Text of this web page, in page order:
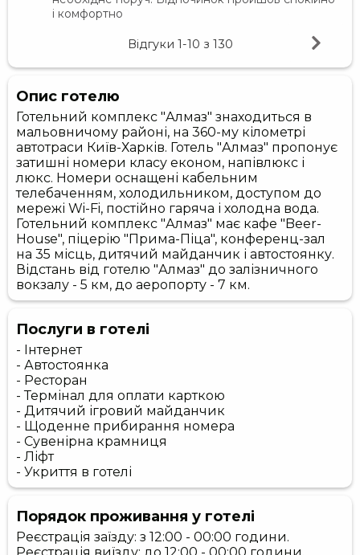
і комфортно
Відгуки 1-10 з 130
Опис готелю
Готельний комплекс "Алмаз" знаходиться в
мальовничому районі, на 360-му кілометрі
автотраси Київ-Харків. Готель "Алмаз" пропонує
затишні номери класу економ, напівлюкс і
люкс. Номери оснащені кабельним
телебаченням, холодильником, доступом до
мережі Wi-Fi, постійно гаряча і холодна вода.
Готельний комплекс "Алмаз" має кафе "Beer-
House", піцерію "Прима-Піца", конференц-зал
на 35 місць, дитячий майданчик і автостоянку.
Відстань від готелю "Алмаз" до залізничного
вокзалу - 5 км, до аеропорту - 7 км.
Послуги в готелі
- Інтернет
- Автостоянка
- Ресторан
- Термінал для оплати карткою
- Дитячий ігровий майданчик
- Щоденне прибирання номера
- Сувенірна крамниця
- Ліфт
- Укриття в готелі
Порядок проживання у готелі
Реєстрація заїзду: з 12:00 - 00:00 години.